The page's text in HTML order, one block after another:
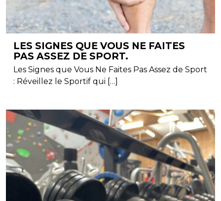
LES SIGNES QUE VOUS NE FAITES
PAS ASSEZ DE SPORT.
Les Signes que Vous Ne Faites Pas Assez de Sport
: Réveillez le Sportif qui […]